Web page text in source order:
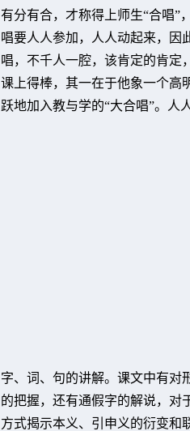
有分有合，才称得上师生“合唱”
唱要人人参加，人人动起来，因
唱，不千人一腔，该肯定的肯定
课上得棒，其一在于他象一个高
跃地加入教与学的“大合唱”。人
字、词、句的讲解。课文中有对
的把握，还有通假字的解说，对
方式揭示本义、引申义的衍变和